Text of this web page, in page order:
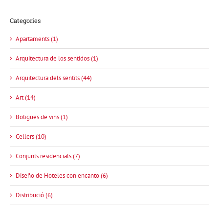
Categories
Apartaments (1)
Arquitectura de los sentidos (1)
Arquitectura dels sentits (44)
Art (14)
Botigues de vins (1)
Cellers (10)
Conjunts residencials (7)
Diseño de Hoteles con encanto (6)
Distribució (6)